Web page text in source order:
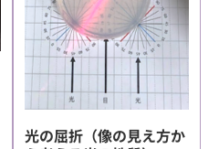
光の屈折（像の見え方か